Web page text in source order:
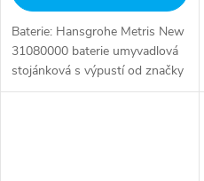
Baterie: Hansgrohe Metris New
31080000 baterie umyvadlová
stojánková s výpustí od značky
Hansgrohe. Série: Metris New.